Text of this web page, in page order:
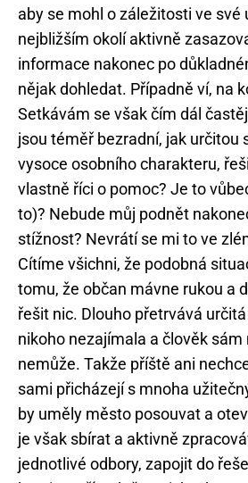
aby se mohl o záležitosti ve své
nejbližším okolí aktivně
informace nakonec po
nějak dohledat. Případně ví, na
Setkávám se však čím dál
jsou téměř bezradní, jak určitou
vysoce osobního charakteru,
vlastně říci o pomoc? Je to
to)? Nebude můj podnět
stížnost? Nevrátí se mi to ve
Cítíme všichni, že podobná
tomu, že občan mávne rukou a
řešit nic. Dlouho přetrvává
nikoho nezajímala a člověk sám
nemůže. Takže příště ani
sami přicházejí s mnoha
by uměly město posouvat a
je však sbírat a aktivně
jednotlivé odbory, zapojit do